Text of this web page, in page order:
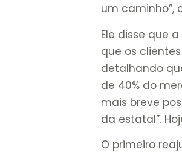
um caminho”,
Ele disse que
que os
detalhando
de 40% do
mais breve
da estatal”.
O primeiro